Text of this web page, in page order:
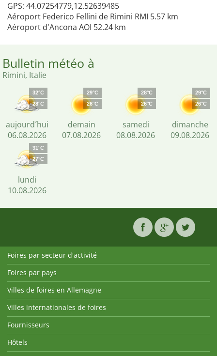
GPS: 44.07254779,12.52639485
Aéroport Federico Fellini de Rimini RMI 5.57 km
Aéroport d'Ancona AOI 52.24 km
Bulletin météo à
Rimini, Italie
32°C
28°C
aujourd´hui
06.08.2026
29°C
26°C
demain
07.08.2026
28°C
26°C
samedi
08.08.2026
29°C
26°C
dimanche
09.08.2026
31°C
27°C
lundi
10.08.2026
Foires par secteur d'activité
Foires par pays
Villes de foires en Allemagne
Villes internationales de foires
Fournisseurs
Hôtels